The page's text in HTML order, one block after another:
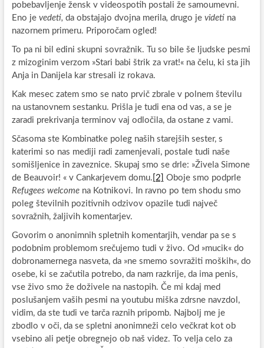
pobebavljenje žensk v videospotih postali že samoumevni.
Eno je vedeti, da obstajajo dvojna merila, drugo je videtina
nazornem primeru. Priporočam ogled!
To pa ni bil edini skupni sovražnik. Tu so bile še ljudske pesmi
z mizoginim verzom »Stari babi štrik za vrat!« na čelu, ki sta jih
Anja in Danijela kar stresali iz rokava.
Kak mesec zatem smo se nato prvič zbrale v polnem številu
na ustanovnem sestanku. Prišla je tudi ena od vas, a se je
zaradi prekrivanja terminov vaj odločila, da ostane z vami.
Sčasoma ste Kombinatke poleg naših starejših sester, s
katerimi so nas mediji radi zamenjevali, postale tudi naše
somišljenice in zaveznice. Skupaj smo se drle: »Živela Simone
de Beauvoir! « v Cankarjevem domu. [2]
Oboje smo podprle
Refugees welcomena Kotnikovi. In ravno po tem shodu smo
poleg številnih pozitivnih odzivov opazile tudi največ
sovražnih, žaljivih komentarjev.
Govorim o anonimnih spletnih komentarjih, vendar pa se s
podobnim problemom srečujemo tudi v živo. Od »mucik« do
dobronamernega nasveta, da »ne smemo sovražiti moških«, do
osebe, ki se začutila potrebo, da nam razkrije, da ima penis,
vse živo smo že doživele na nastopih. Če mi kdaj med
poslušanjem vaših pesmi na youtubu miška zdrsne navzdol,
vidim, da ste tudi ve tarča raznih pripomb. Najbolj me je
zbodlo v oči, da se spletni anonimneži celo večkrat kot ob
vsebino ali petje obregnejo ob naš videz. To velja celo za